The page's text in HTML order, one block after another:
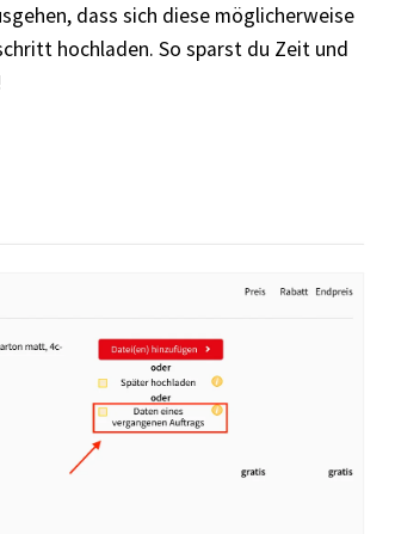
dass sich diese möglicherweise
hochladen. So sparst du Zeit und